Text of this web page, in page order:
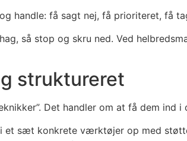
få sagt nej, få prioriteret, få
så stop og skru ned. Ved
struktureret
Det handler om at få dem ind
et sæt konkrete værktøjer op med